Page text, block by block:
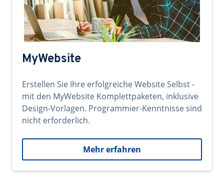
MyWebsite
Erstellen Sie Ihre erfolgreiche Website Selbst -
mit den MyWebsite Komplettpaketen, inklusive
Design-Vorlagen. Programmier-Kenntnisse sind
nicht erforderlich.
Mehr erfahren